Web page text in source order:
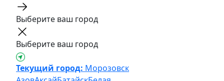
Выберите ваш город
Выберите ваш город
Текущий город: Морозовск